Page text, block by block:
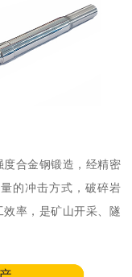
合金钢锻造，经精密
的冲击方式，破碎岩
率，是矿山开采、隧